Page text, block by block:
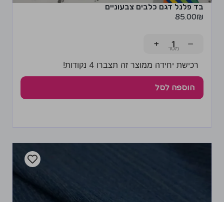
בד פלנל דגם כלבים צבעוניים
85.00₪
−
+
רכישת יחידה ממוצר זה תצברו 4 נקודות!
הוספה לסל